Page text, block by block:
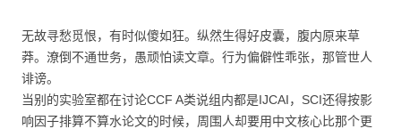
无故寻愁觅恨，有时似傻如狂。纵然生得好皮囊，腹内原来草
莽。潦倒不通世务，愚顽怕读文章。行为偏僻性乖张，那管世人
诽谤。
当别的实验室都在讨论CCF A类说组内都是IJCAI，SCI还得按影
响因子排算不算水论文的时候，周围人却要用中文核心比那个更